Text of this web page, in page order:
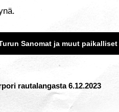
Sanomat ja muut paikalliset
rautalangasta 6.12.2023